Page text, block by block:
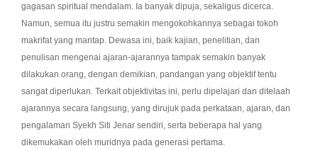
gagasan spiritual mendalam. Ia banyak dipuja, sekaligus dicerca.
Namun, semua itu justru semakin mengokohkannya sebagai tokoh
makrifat yang mantap. Dewasa ini, baik kajian, penelitian, dan
penulisan mengenai ajaran-ajarannya tampak semakin banyak
dilakukan orang, dengan demikian, pandangan yang objektif tentu
sangat diperlukan. Terkait objektivitas ini, perlu dipelajari dan ditelaah
ajarannya secara langsung, yang dirujuk pada perkataan, ajaran, dan
pengalaman Syekh Siti Jenar sendiri, serta beberapa hal yang
dikemukakan oleh muridnya pada generasi pertama.